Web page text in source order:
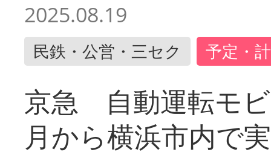
2025.08.19
民鉄・公営・三セク 予定・
京急 自動運転モ
月から横浜市内で